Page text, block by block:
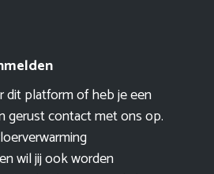
dit platform of heb je een
gerust contact met ons op.
wil jij ook worden